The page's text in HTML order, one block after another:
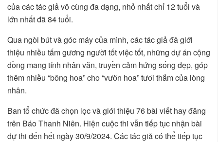
của các tác giả vô cùng đa dạng, nhỏ nhất chỉ 12 tuổi và
lớn nhất đã 84 tuổi.
Qua ngòi bút và góc máy của mình, các tác giả đã giới
thiệu nhiều tấm gương người tốt việc tốt, những dự án cộng
đồng mang tính nhân văn, truyền cảm hứng sống đẹp, góp
thêm nhiều “bông hoa” cho “vườn hoa” tươi thắm của lòng
nhân.
Ban tổ chức đã chọn lọc và giới thiệu 76 bài viết hay đăng
trên Báo Thanh Niên. Hiện cuộc thi vẫn tiếp tục nhận bài
dự thi đến hết ngày 30/9/2024. Các tác giả có thể tiếp tục